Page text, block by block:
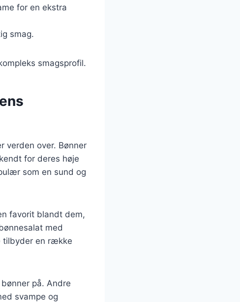
for en ekstra
smag.
smagsprofil.
verden over. Bønner
for deres høje
som en sund og
favorit blandt dem,
med
tilbyder en række
på. Andre
svampe og